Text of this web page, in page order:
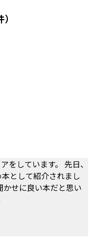
をしています。 先日、
として紹介されまし
せに良い本だと思い